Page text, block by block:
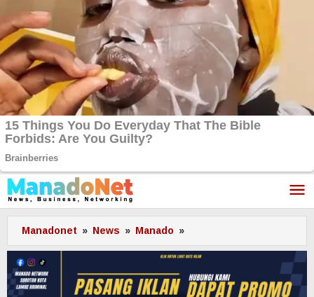
Lewati
ke
konten
Manadonet » News » Manado »
Micler
Lakat
Lantik
Puluhan